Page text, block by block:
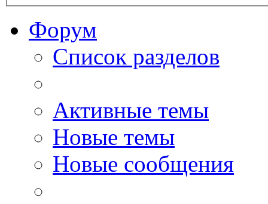
Форум
Список разделов
Активные темы
Новые темы
Новые сообщения